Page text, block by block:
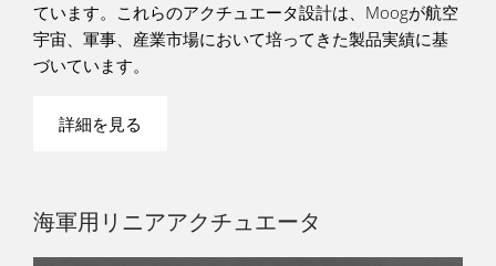
ています。これらのアクチュエータ設計は、Moogが航空
宇宙、軍事、産業市場において培ってきた製品実績に基
づいています。
詳細を見る
海軍用リニアアクチュエータ